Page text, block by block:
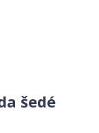
šedé